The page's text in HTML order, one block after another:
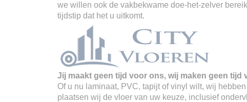
we willen ook de vakbekwame doe-het-zelver
tijdstip dat het u uitkomt.
Jij maakt geen tijd voor ons, wij maken geen tijd
Of u nu laminaat, PVC, tapijt of vinyl wilt, wij
plaatsen wij de vloer van uw keuze, inclusief